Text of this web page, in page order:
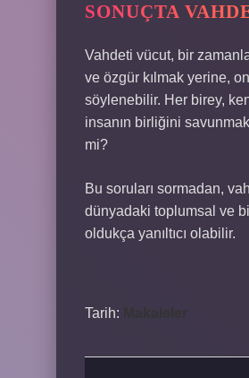
SONUÇTA
Vahdeti vücut, bir
ve özgür kılmak yerine,
söylenebilir. Her birey,
insanın birliğini
mi?
Bu soruları sormadan,
dünyadaki toplumsal ve
oldukça yanıltıcı olabilir.
Tarih: Makaleler